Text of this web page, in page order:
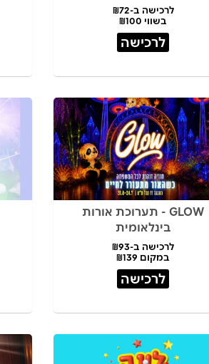
לרכישה ב-₪72
בשווי ₪100
לרכישה
GLOW - תערוכת אורות
בינלאומית
לרכישה ב-₪93
במקום ₪139
לרכישה